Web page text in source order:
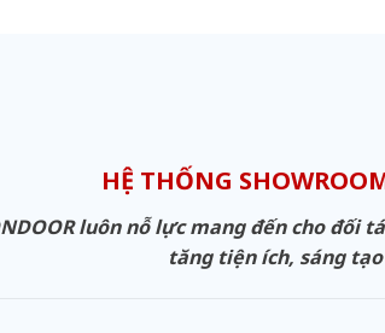
HỆ THỐNG
luôn nỗ lực mang đến cho đối
tăng tiện ích, sáng